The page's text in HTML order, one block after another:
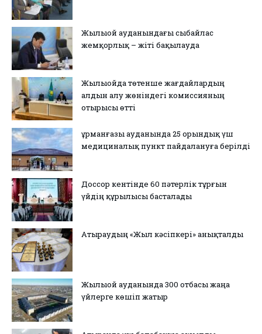
Жылыой ауданындағы сыбайлас
жемқорлық – жіті бақылауда
Жылыойда төтенше жағдайлардың
алдын алу жөніндегі комиссияның
отырысы өтті
Құрманғазы ауданында 25 орындық үш
медициналық пункт пайдалануға берілді
Доссор кентінде 60 пәтерлік тұрғын
үйдің құрылысы басталады
Атыраудың «Жыл кәсіпкері» анықталды
Жылыой ауданында 300 отбасы жаңа
үйлерге көшіп жатыр